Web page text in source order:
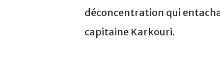
déconcentration qui
capitaine Karkouri.